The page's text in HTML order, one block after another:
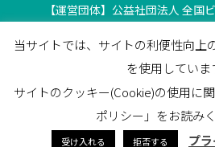
【運営団体】公益社団法人 全国
ビルメンテナンス会館5F
03-3805-7560 / FAX 03-
facebook
当サイトでは、サイトの利便性向上
を使用していま
サイトのクッキー(Cookie)の使用に
ポリシー」をお読み
受け入れる 拒否する プ